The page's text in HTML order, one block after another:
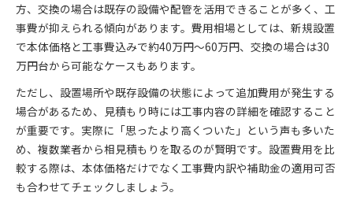
方、交換の場合は既存の設備や配管を活用できることが多く、工
事費が抑えられる傾向があります。費用相場としては、新規設置
で本体価格と工事費込みで約40万円〜60万円、交換の場合は30
万円台から可能なケースもあります。
ただし、設置場所や既存設備の状態によって追加費用が発生する
場合があるため、見積もり時には工事内容の詳細を確認すること
が重要です。実際に「思ったより高くついた」という声も多いた
め、複数業者から相見積もりを取るのが賢明です。設置費用を比
較する際は、本体価格だけでなく工事費内訳や補助金の適用可否
も合わせてチェックしましょう。